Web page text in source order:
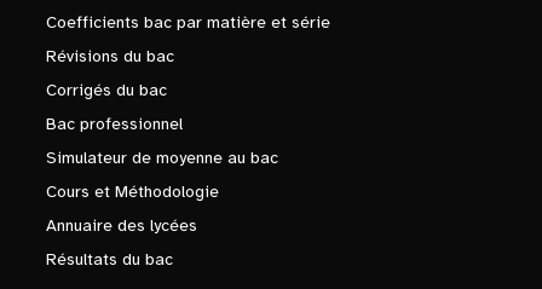
Coefficients bac par matière et série
Révisions du bac
Corrigés du bac
Bac professionnel
Simulateur de moyenne au bac
Cours et Méthodologie
Annuaire des lycées
Résultats du bac